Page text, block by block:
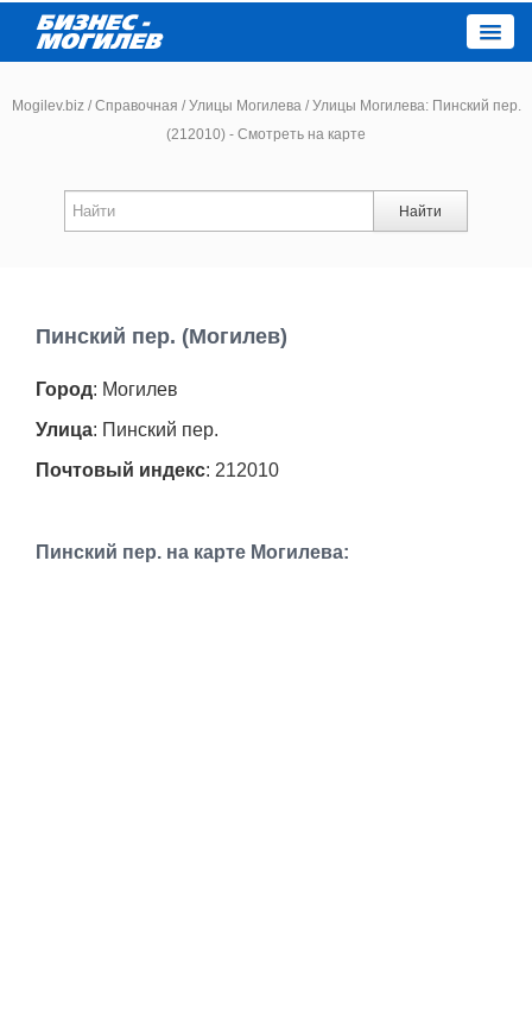
Новости
Афиша
Транспорт
Mogilev.biz / Справочная / Улицы Могилева /Улицы Могилева: Пинский пер.
(212010) - Смотреть на карте
Найти
Пинский пер. (Могилев)
Город: Могилев
Улица: Пинский пер.
Почтовый индекс: 212010
Пинский пер. на карте Могилева: